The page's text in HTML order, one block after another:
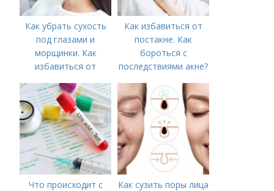
Как убрать сухость
под глазами и
морщинки. Как
избавиться от
косметологические
процедуры
Как избавиться от
постакне. Как
бороться с
последствиями акне?
Что происходит с
Как сузить поры лица